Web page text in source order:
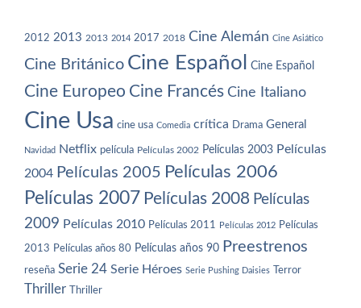
2012 2013 2013 2014 2017 2018 Cine Alemán Cine Asiático
Cine Británico Cine Español Cine Español
Cine Europeo Cine Francés Cine Italiano
Cine Usa cine usa Comedia crítica Drama General
Navidad Netflix película Películas 2002 Películas 2003 Películas
2004 Películas 2005 Películas 2006
Películas 2007 Películas 2008 Películas
2009 Películas 2010 Películas 2011 Películas 2012 Películas
2013 Películas años 80 Películas años 90 Preestrenos
reseña Serie 24 Serie Héroes Serie Pushing Daisies Terror
Thriller Thriller